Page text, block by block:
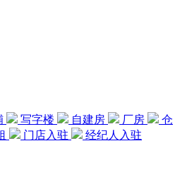
写字楼 自建房 厂房
仓
门店入驻 经纪人入驻